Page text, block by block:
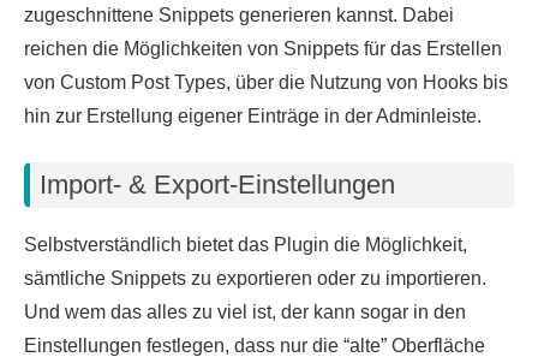
zugeschnittene Snippets generieren kannst. Dabei
reichen die Möglichkeiten von Snippets für das Erstellen
von Custom Post Types, über die Nutzung von Hooks bis
hin zur Erstellung eigener Einträge in der Adminleiste.
Import- & Export-Einstellungen
Selbstverständlich bietet das Plugin die Möglichkeit,
sämtliche Snippets zu exportieren oder zu importieren.
Und wem das alles zu viel ist, der kann sogar in den
Einstellungen festlegen, dass nur die “alte” Oberfläche